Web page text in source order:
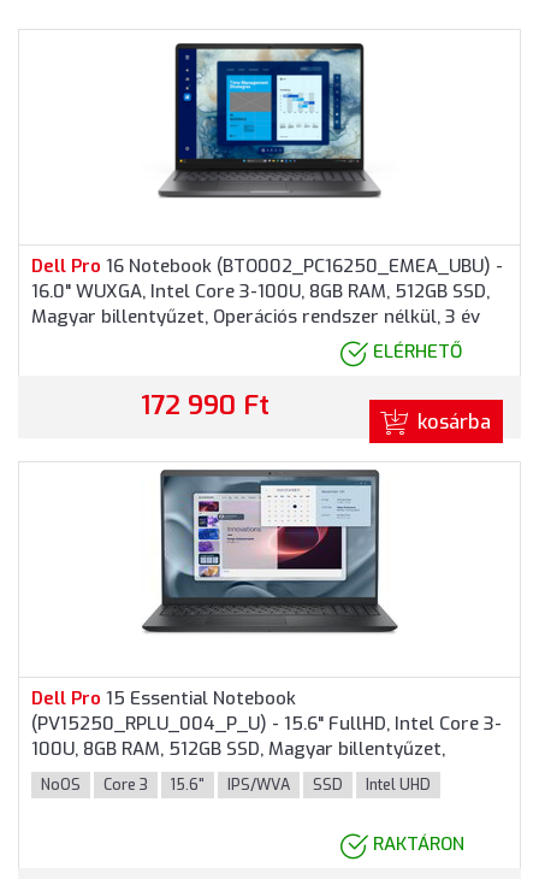
Dell Pro 16 Notebook (BTO002_PC16250_EMEA_UBU) -
16.0" WUXGA, Intel Core 3-100U, 8GB RAM, 512GB SSD,
Magyar billentyűzet, Operációs rendszer nélkül, 3 év
ELÉRHETŐ
172 990 Ft kosárba
Dell Pro 15 Essential Notebook
(PV15250_RPLU_004_P_U) - 15.6" FullHD, Intel Core 3-
100U, 8GB RAM, 512GB SSD, Magyar billentyűzet,
Operációs rendszer nélkül, 3 év garancia, Fekete
színben
NoOS Core 3 15.6" IPS/WVA SSD Intel UHD
RAKTÁRON